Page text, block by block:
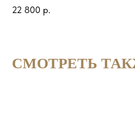
22 800 р.
СМОТРЕТЬ